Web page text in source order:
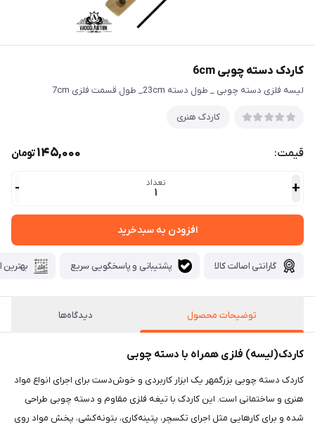
کاردک دسته چوبی 6cm
لیسه فلزی دسته چوبی _ طول دسته 23cm_ طول قسمت فلزی 7cm
کاردک هنری
قیمت: 145,000تومان
+ تعداد
1
-
افزودن به سبدخرید
گارانتی اصالت کالا پشتیبانی و پاسخگویی سریع بهترین
توضیحات محصول دیدگاه‌ها
کاردک(لیسه) فلزی همراه با دسته چوبی
کاردک دسته چوبی بزرگمهر یک ابزار کاربردی و خوش‌دست برای اجرای انواع مواد
هنری و ساختمانی است. این کاردک با تیغه فلزی مقاوم و دسته چوبی طراحی
شده و برای کارهایی مثل اجرای تکسچر، پتینه‌کاری، بتونه‌کشی، پخش مواد روی